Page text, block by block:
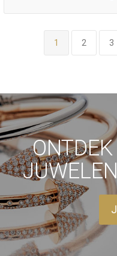
1 2 3